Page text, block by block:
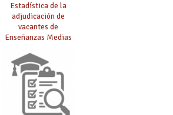
Estadística de la
adjudicación de
vacantes de
Enseñanzas Medias